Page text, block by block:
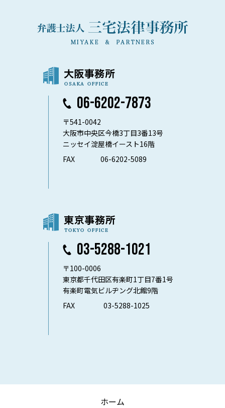
06-6202-7873
〒541-0042
大阪市中央区今橋3丁目3番13号
ニッセイ淀屋橋イースト16階
FAX
06-6202-5089
03-5288-1021
〒100-0006
東京都千代田区有楽町1丁目7番1号
有楽町電気ビルヂング北館9階
FAX
03-5288-1025
ホーム